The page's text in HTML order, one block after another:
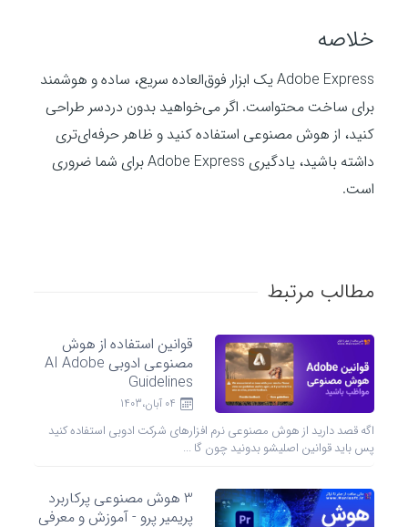
خلاصه
Adobe Express یک ابزار فوق‌العاده سریع، ساده و هوشمند
برای ساخت محتواست. اگر می‌خواهید بدون دردسر طراحی
کنید، از هوش مصنوعی استفاده کنید و ظاهر حرفه‌ای‌تری
داشته باشید، یادگیری Adobe Express برای شما ضروری
است.
مطالب مرتبط
قوانین استفاده از هوش
مصنوعی ادوبی AI Adobe
Guidelines
04 آبان،1403
اگه قصد دارید از هوش مصنوعی نرم افزارهای شرکت ادوبی استفاده کنید
پس باید قوانین اصلیشو بدونید چون گا ...
3 هوش مصنوعی پرکاربرد
پریمیر پرو - آموزش و معرفی